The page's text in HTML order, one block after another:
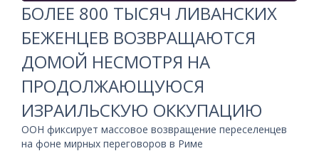
БОЛЕЕ 800 ТЫСЯЧ ЛИВАНСКИХ
БЕЖЕНЦЕВ ВОЗВРАЩАЮТСЯ
ДОМОЙ НЕСМОТРЯ НА
ПРОДОЛЖАЮЩУЮСЯ
ИЗРАИЛЬСКУЮ ОККУПАЦИЮ
ООН фиксирует массовое возвращение переселенцев
на фоне мирных переговоров в Риме